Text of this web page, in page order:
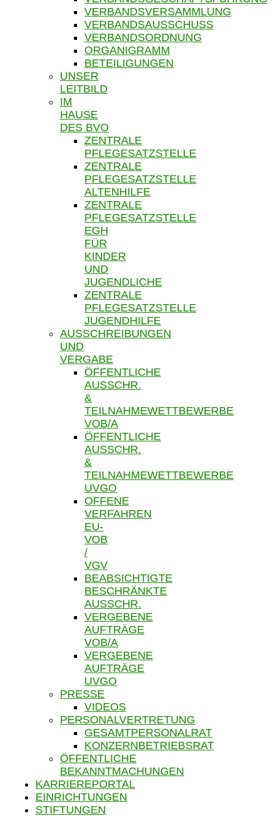
VERBANDSVERSAMMLUNG
VERBANDSAUSSCHUSS
VERBANDSORDNUNG
ORGANIGRAMM
BETEILIGUNGEN
UNSER
LEITBILD
IM
HAUSE
DES BVO
ZENTRALE
PFLEGESATZSTELLE
ZENTRALE
PFLEGESATZSTELLE
ALTENHILFE
ZENTRALE
PFLEGESATZSTELLE
EGH
FÜR
KINDER
UND
JUGENDLICHE
ZENTRALE
PFLEGESATZSTELLE
JUGENDHILFE
AUSSCHREIBUNGEN
UND
VERGABE
ÖFFENTLICHE
AUSSCHR.
&
TEILNAHMEWETTBEWERBE
VOB/A
ÖFFENTLICHE
AUSSCHR.
&
TEILNAHMEWETTBEWERBE
UVGO
OFFENE
VERFAHREN
EU-
VOB
/
VGV
BEABSICHTIGTE
BESCHRÄNKTE
AUSSCHR.
VERGEBENE
AUFTRÄGE
VOB/A
VERGEBENE
AUFTRÄGE
UVGO
PRESSE
VIDEOS
PERSONALVERTRETUNG
GESAMTPERSONALRAT
KONZERNBETRIEBSRAT
ÖFFENTLICHE
BEKANNTMACHUNGEN
KARRIEREPORTAL
EINRICHTUNGEN
STIFTUNGEN